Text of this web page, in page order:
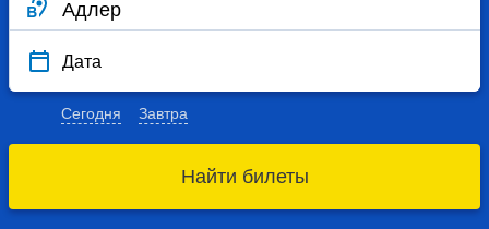
Дата
Сегодня Завтра
Найти билеты